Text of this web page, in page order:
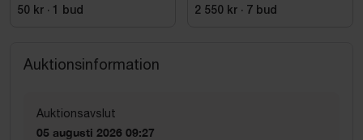
50 kr · 1 bud 2 550 kr · 7 bud
Auktionsinformation
Auktionsavslut
05 augusti 2026 09:27